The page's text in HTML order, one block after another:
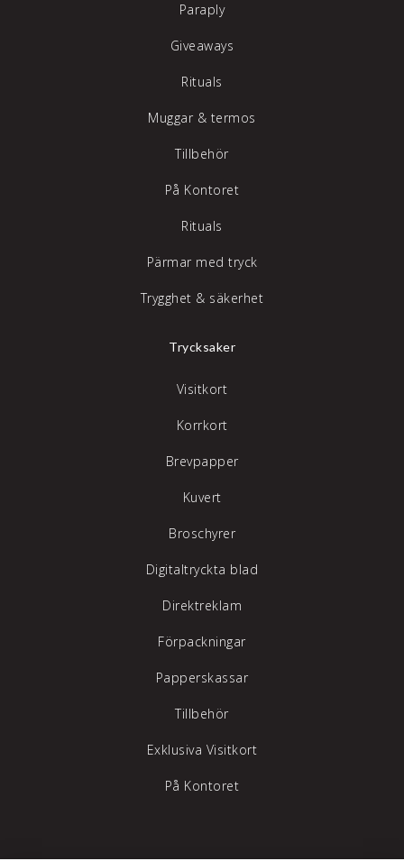
Paraply
Giveaways
Rituals
Muggar & termos
Tillbehör
På Kontoret
Rituals
Pärmar med tryck
Trygghet & säkerhet
Trycksaker
Visitkort
Korrkort
Brevpapper
Kuvert
Broschyrer
Digitaltryckta blad
Direktreklam
Förpackningar
Papperskassar
Tillbehör
Exklusiva Visitkort
På Kontoret